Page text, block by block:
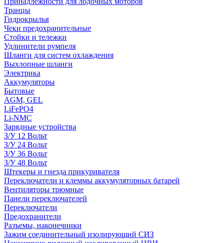
Транцы
Гидрокрылья
Чеки предохранительные
Стойки и тележки
Удлинители румпеля
Шланги для систем охлаждения
Выхлопные шланги
Электрика
Аккумуляторы
Бытовые
AGM, GEL
LiFePO4
Li-NMC
Зарядные устройства
З/У 12 Вольт
З/У 24 Вольт
З/У 36 Вольт
З/У 48 Вольт
Штекеры и гнезда прикуривателя
Переключатели и клеммы аккумуляторных батарей
Вентиляторы трюмные
Панели переключателей
Переключатели
Предохранители
Разъемы, наконечники
Зажим соединительный изолирующий СИЗ